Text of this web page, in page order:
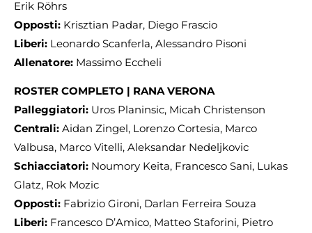
Erik Röhrs
Opposti: Krisztian Padar, Diego Frascio
Liberi: Leonardo Scanferla, Alessandro Pisoni
Allenatore: Massimo Eccheli
ROSTER COMPLETO | RANA VERONA
Palleggiatori: Uros Planinsic, Micah Christenson
Centrali: Aidan Zingel, Lorenzo Cortesia, Marco
Valbusa, Marco Vitelli, Aleksandar Nedeljkovic
Schiacciatori: Noumory Keita, Francesco Sani, Lukas
Glatz, Rok Mozic
Opposti: Fabrizio Gironi, Darlan Ferreira Souza
Liberi: Francesco D’Amico, Matteo Staforini, Pietro